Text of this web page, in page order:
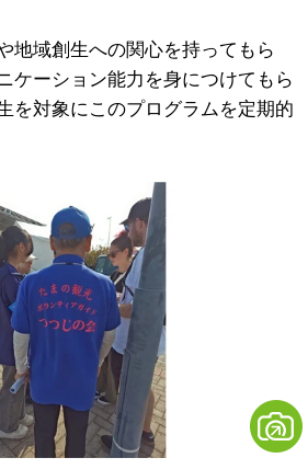
地域創生への関心を持ってもら
ケーション能力を身につけてもら
を対象にこのプログラムを定期的